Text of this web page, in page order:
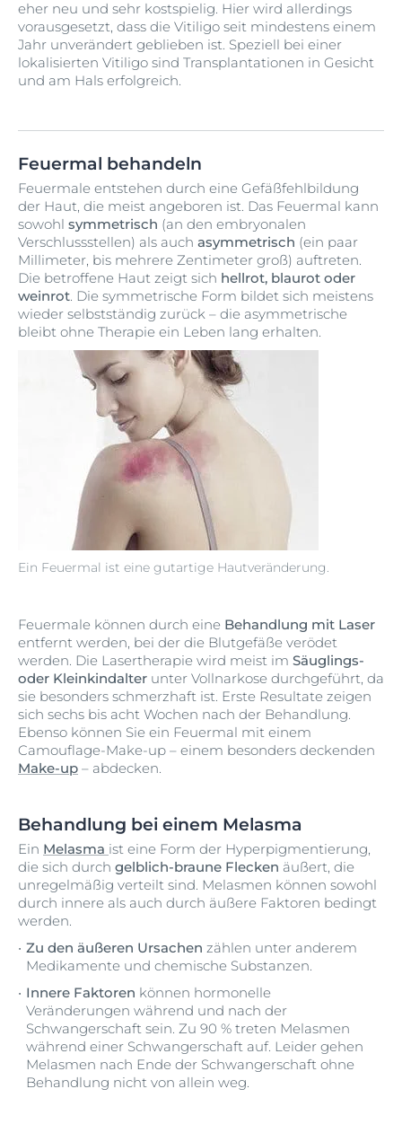
eher neu und sehr kostspielig. Hier wird allerdings
vorausgesetzt, dass die Vitiligo seit mindestens einem
Jahr unverändert geblieben ist. Speziell bei einer
lokalisierten Vitiligo sind Transplantationen in Gesicht
und am Hals erfolgreich.
Feuermal behandeln
Ein Feuermal ist eine gutartige Hautveränderung.
Feuermale entstehen durch eine Gefäßfehlbildung
der Haut, die meist angeboren ist. Das Feuermal kann
sowohl symmetrisch (an den embryonalen
Verschlussstellen) als auch asymmetrisch (ein paar
Millimeter, bis mehrere Zentimeter groß) auftreten.
Die betroffene Haut zeigt sich hellrot, blaurot oder
weinrot. Die symmetrische Form bildet sich meistens
wieder selbstständig zurück – die asymmetrische
bleibt ohne Therapie ein Leben lang erhalten.
Feuermale können durch eine Behandlung mit Laser
entfernt werden, bei der die Blutgefäße verödet
werden. Die Lasertherapie wird meist im Säuglings-
oder Kleinkindalter unter Vollnarkose durchgeführt, da
sie besonders schmerzhaft ist. Erste Resultate zeigen
sich sechs bis acht Wochen nach der Behandlung.
Ebenso können Sie ein Feuermal mit einem
Camouflage-Make-up – einem besonders deckenden
Make-up – abdecken.
Behandlung bei einem Melasma
Ein Melasma ist eine Form der Hyperpigmentierung,
die sich durch gelblich-braune Flecken äußert, die
unregelmäßig verteilt sind. Melasmen können sowohl
durch innere als auch durch äußere Faktoren bedingt
werden.
Zu den äußeren Ursachen zählen unter anderem
Medikamente und chemische Substanzen.
Innere Faktoren können hormonelle
Veränderungen während und nach der
Schwangerschaft sein. Zu 90 % treten Melasmen
während einer Schwangerschaft auf. Leider gehen
Melasmen nach Ende der Schwangerschaft ohne
Behandlung nicht von allein weg.